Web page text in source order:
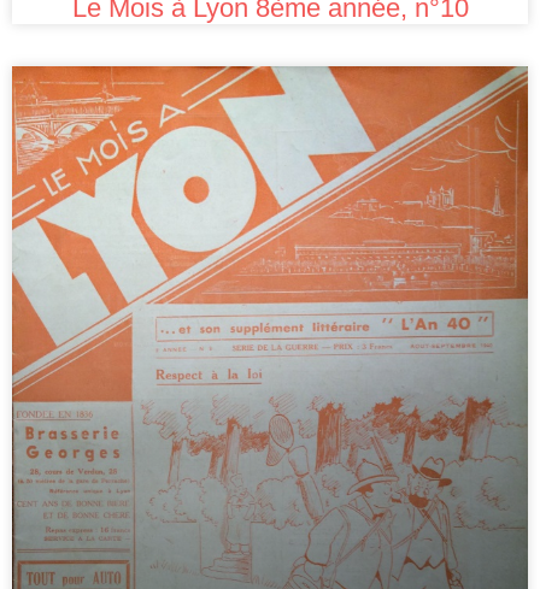
Le Mois à Lyon 8ème année, n°10